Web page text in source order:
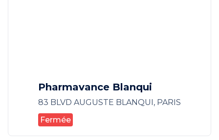
Pharmavance Blanqui
83 BLVD AUGUSTE BLANQUI, PARIS
Fermée